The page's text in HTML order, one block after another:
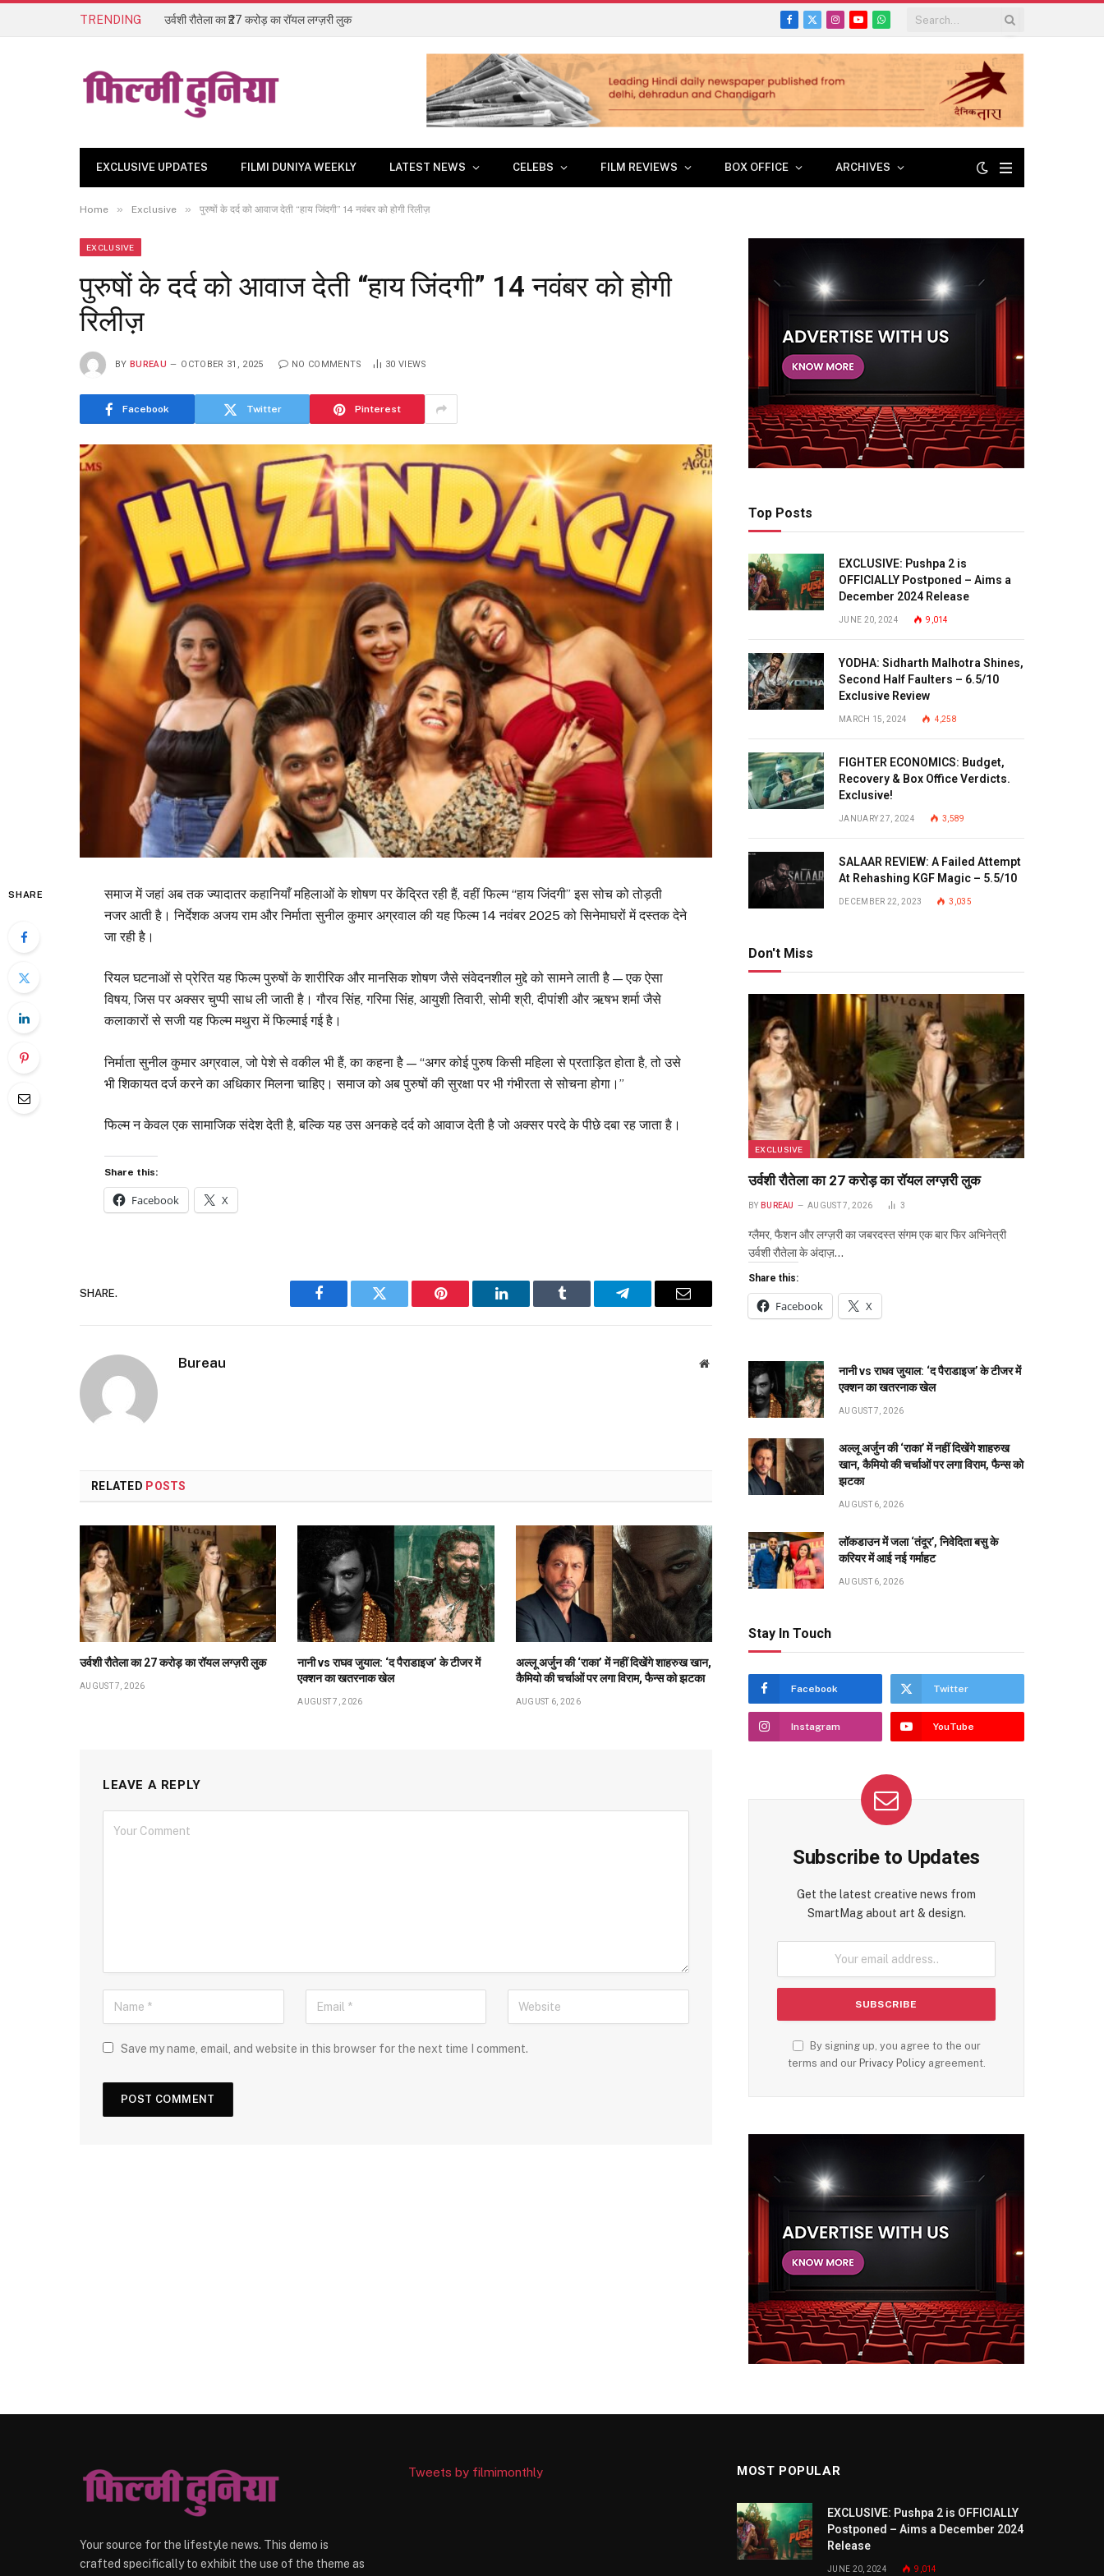
TRENDING उर्वशी रौतेला का ₹27 करोड़ का रॉयल लग्ज़री लुक
Facebook
X
Instagram
YouTubeWhatsApp
EXCLUSIVE UPDATES FILMI DUNIYA WEEKLY LATEST NEWS CELEBS FILM REVIEWS BOX OFFICE ARCHIVES
Home » Exclusive » पुरुषों के दर्द को आवाज देती “हाय जिंदगी” 14 नवंबर को होगी रिलीज़
EXCLUSIVE
पुरुषों के दर्द को आवाज देती “हाय जिंदगी” 14 नवंबर को होगी
रिलीज़
BY BUREAU OCTOBER 31, 2025 NO COMMENTS 30 VIEWS
Facebook Twitter Pinterest
SHARE
समाज में जहां अब तक ज्यादातर कहानियाँ महिलाओं के शोषण पर केंद्रित रही हैं, वहीं फिल्म “हाय जिंदगी” इस सोच को तोड़ती
नजर आती है। निर्देशक अजय राम और निर्माता सुनील कुमार अग्रवाल की यह फिल्म 14 नवंबर 2025 को सिनेमाघरों में दस्तक देने
जा रही है।
रियल घटनाओं से प्रेरित यह फिल्म पुरुषों के शारीरिक और मानसिक शोषण जैसे संवेदनशील मुद्दे को सामने लाती है — एक ऐसा
विषय, जिस पर अक्सर चुप्पी साध ली जाती है। गौरव सिंह, गरिमा सिंह, आयुशी तिवारी, सोमी श्री, दीपांशी और ऋषभ शर्मा जैसे
कलाकारों से सजी यह फिल्म मथुरा में फिल्माई गई है।
निर्माता सुनील कुमार अग्रवाल, जो पेशे से वकील भी हैं, का कहना है — “अगर कोई पुरुष किसी महिला से प्रताड़ित होता है, तो उसे
भी शिकायत दर्ज करने का अधिकार मिलना चाहिए। समाज को अब पुरुषों की सुरक्षा पर भी गंभीरता से सोचना होगा।”
फिल्म न केवल एक सामाजिक संदेश देती है, बल्कि यह उस अनकहे दर्द को आवाज देती है जो अक्सर परदे के पीछे दबा रह जाता है।
Share this:
Facebook X
SHARE.
Facebook Twitter Pinterest LinkedIn Tumblr Telegram Email
Bureau Website
RELATED POSTS
उर्वशी रौतेला का ₹27 करोड़ का रॉयल लग्ज़री लुक
AUGUST 7, 2026
नानी vs राघव जुयाल: ‘द पैराडाइज’ के टीजर में
एक्शन का खतरनाक खेल
AUGUST 7, 2026
अल्लू अर्जुन की ‘राका’ में नहीं दिखेंगे शाहरुख खान,
कैमियो की चर्चाओं पर लगा विराम, फैन्स को झटका
AUGUST 6, 2026
LEAVE A REPLY
Save my name, email, and website in this browser for the next time I comment.
Top Posts
EXCLUSIVE: Pushpa 2 is
OFFICIALLY Postponed – Aims a
December 2024 Release
JUNE 20, 2024 9,014
YODHA: Sidharth Malhotra Shines,
Second Half Faulters – 6.5/10
Exclusive Review
MARCH 15, 2024 4,258
FIGHTER ECONOMICS: Budget,
Recovery & Box Office Verdicts.
Exclusive!
JANUARY 27, 2024 3,589
SALAAR REVIEW: A Failed Attempt
At Rehashing KGF Magic – 5.5/10
DECEMBER 22, 2023 3,035
Don't Miss
EXCLUSIVE
उर्वशी रौतेला का ₹27 करोड़ का रॉयल लग्ज़री लुक
BY BUREAU AUGUST 7, 2026 3
ग्लैमर, फैशन और लग्ज़री का जबरदस्त संगम एक बार फिर अभिनेत्री
उर्वशी रौतेला के अंदाज़…
Share this:
Facebook X
नानी vs राघव जुयाल: ‘द पैराडाइज’ के टीजर में
एक्शन का खतरनाक खेल
AUGUST 7, 2026
अल्लू अर्जुन की ‘राका’ में नहीं दिखेंगे शाहरुख
खान, कैमियो की चर्चाओं पर लगा विराम, फैन्स को
झटका
AUGUST 6, 2026
लॉकडाउन में जला ‘तंदूर’, निवेदिता बसु के
करियर में आई नई गर्माहट
AUGUST 6, 2026
Stay In Touch
Facebook Twitter
Instagram YouTube
Subscribe to Updates
Get the latest creative news from
SmartMag about art & design.
By signing up, you agree to the our
terms and our Privacy Policyagreement.
Your source for the lifestyle news. This demo is
crafted specifically to exhibit the use of the theme as
Tweets by filmimonthly MOST POPULAR
EXCLUSIVE: Pushpa 2 is OFFICIALLY
Postponed – Aims a December 2024
Release
JUNE 20, 2024 9,014